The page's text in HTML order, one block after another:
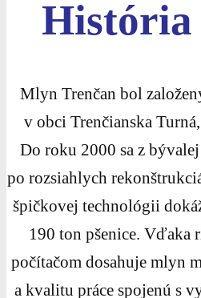
Mlyn Trenčan bol
v obci Trenčianska
Do roku 2000 sa z
po rozsiahlych
špičkovej technológii
190 ton pšenice. Vďaka
počítačom dosahuje mlyn
a kvalitu práce spojenú s